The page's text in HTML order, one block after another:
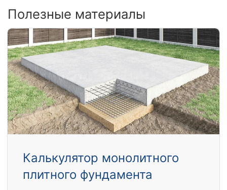
Полезные материалы
Калькулятор монолитного
плитного фундамента